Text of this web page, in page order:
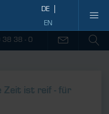
38 38 - 0
Zeit ist reif - für